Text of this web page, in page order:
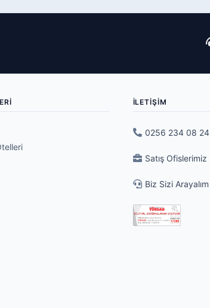
İLETIŞIM
0256 234 08 24
Satış Ofislerimiz
Biz Sizi Arayalım